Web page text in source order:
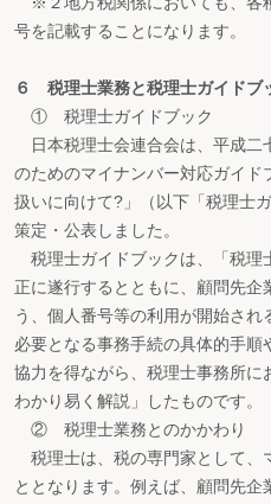
号を記載することになります。
６ 税理士業務と税理士ガイドブ
① 税理士ガイドブック
日本税理士会連合会は、平成二
のためのマイナンバー対応ガイド
扱いに向けて?」（以下「税理士
策定・公表しました。
税理士ガイドブックは、「税理
正に遂行するとともに、顧問先企
う、個人番号等の利用が開始され
必要となる事務手続の具体的手
協力を得ながら、税理士事務所に
わかり易く解説」したものです。
② 税理士業務とのかかわり
税理士は、税の専門家として、
ととなります。例えば、顧問先